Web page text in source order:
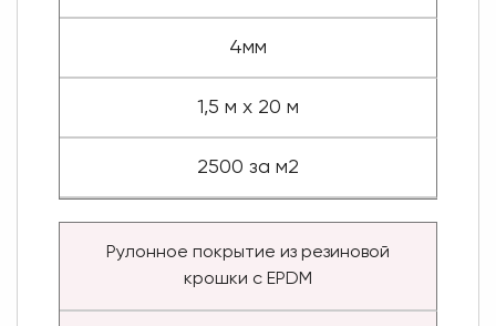
4мм
1,5 м х 20 м
2500 за м2
Рулонное покрытие из резиновой
крошки с EPDM